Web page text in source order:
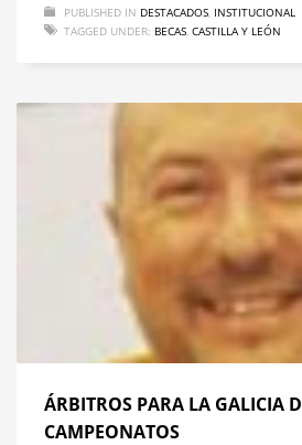
PUBLISHED IN DESTACADOS INSTITUCIONAL
TAGGED UNDER: BECAS CASTILLA Y LEÓN
ÁRBITROS PARA LA GALICIA
CAMPEONATOS